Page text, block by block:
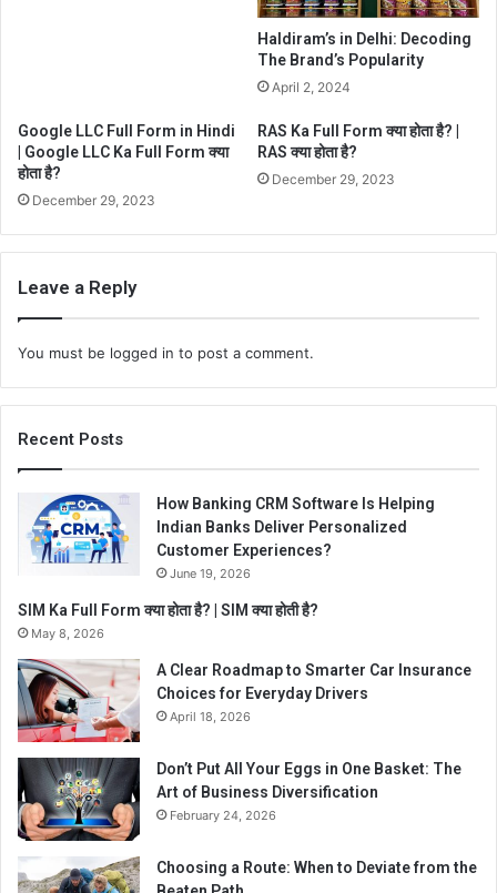
Haldiram’s in Delhi: Decoding
The Brand’s Popularity
April 2, 2024
Google LLC Full Form in Hindi
| Google LLC Ka Full Form क्या
होता है?
December 29, 2023
RAS Ka Full Form क्या होता है? |
RAS क्या होता है?
December 29, 2023
Leave a Reply
You must be logged in to post a comment.
Recent Posts
How Banking CRM Software Is Helping
Indian Banks Deliver Personalized
Customer Experiences?
June 19, 2026
SIM Ka Full Form क्या होता है? | SIM क्या होती है?
May 8, 2026
A Clear Roadmap to Smarter Car Insurance
Choices for Everyday Drivers
April 18, 2026
Don’t Put All Your Eggs in One Basket: The
Art of Business Diversification
February 24, 2026
Choosing a Route: When to Deviate from the